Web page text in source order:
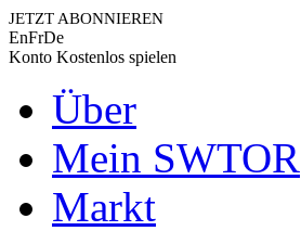
JETZT ABONNIEREN
EnFrDe
Konto Kostenlos spielen
Über
Mein SWTOR
Markt